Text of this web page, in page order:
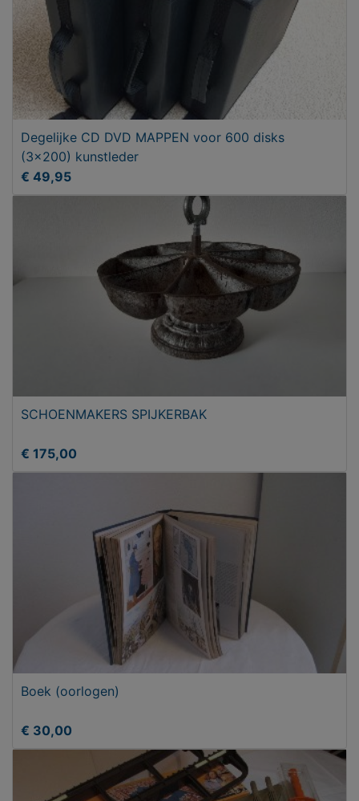
Degelijke CD DVD MAPPEN voor 600 disks
(3x200) kunstleder
€ 49,95
SCHOENMAKERS SPIJKERBAK
€ 175,00
Boek (oorlogen)
€ 30,00